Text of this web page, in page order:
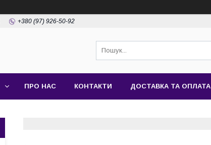
+380 (97) 926-50-92
ПРО НАС КОНТАКТИ ДОСТАВКА ТА ОПЛАТА